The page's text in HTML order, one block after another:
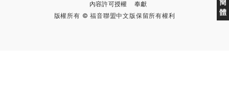
簡
體
內容許可授權
奉獻
版權所有 © 福音聯盟中文版保留所有權利